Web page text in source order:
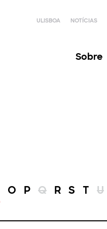
ULISBOA NOTÍCIAS
Sobre
O P Q R S T U